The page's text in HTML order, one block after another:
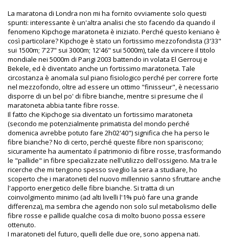
La maratona di Londra non mi ha fornito ovviamente solo questi
spunti: interessante è un'altra analisi che sto facendo da quando il
fenomeno Kipchoge maratoneta è iniziato. Perché questo keniano è
così particolare? Kipchoge è stato un fortissimo mezzofondista (3'33"
sui 1500m; 7'27" sui 3000m; 12'46" sui 5000m), tale da vincere il titolo
mondiale nei 5000m di Parigi 2003 battendo in volata El Gerrouj e
Bekele, ed è diventato anche un fortissimo maratoneta. Tale
circostanza è anomala sul piano fisiologico perché per correre forte
nel mezzofondo, oltre ad essere un ottimo "finisseur", è necessario
disporre di un bel po' di fibre bianche, mentre si presume che il
maratoneta abbia tante fibre rosse.
Il fatto che Kipchoge sia diventato un fortissimo maratoneta
(secondo me potenzialmente primatista del mondo perché
domenica avrebbe potuto fare 2h02'40") significa che ha perso le
fibre bianche? No di certo, perché queste fibre non spariscono;
sicuramente ha aumentato il patrimonio di fibre rosse, trasformando
le "pallide" in fibre specializzate nell'utilizzo dell'ossigeno. Ma tra le
ricerche che mi tengono spesso sveglio la sera a studiare, ho
scoperto che i maratoneti del nuovo millennio sanno sfruttare anche
l'apporto energetico delle fibre bianche. Si tratta di un
coinvolgimento minimo (ad alti livelli l'1% può fare una grande
differenza), ma sembra che agendo non solo sul metabolismo delle
fibre rosse e pallide qualche cosa di molto buono possa essere
ottenuto.
I maratoneti del futuro, quelli delle due ore, sono appena nati.